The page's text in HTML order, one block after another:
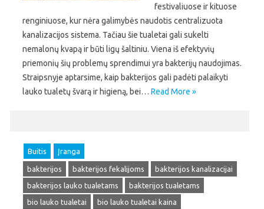
festivaliuose ir kituose
renginiuose, kur nėra galimybės naudotis centralizuota
kanalizacijos sistema. Tačiau šie tualetai gali sukelti
nemalonų kvapą ir būti ligų šaltiniu. Viena iš efektyvių
priemonių šių problemų sprendimui yra bakterijų naudojimas.
Straipsnyje aptarsime, kaip bakterijos gali padėti palaikyti
lauko tualetų švarą ir higieną, bei… Read More »
Buitis Įranga
bakterijos bakterijos fekalijoms
bakterijos kanalizacijai
bakterijos lauko tualetams
bakterijos tualetams
bio lauko tualetai
bio lauko tualetai kaina